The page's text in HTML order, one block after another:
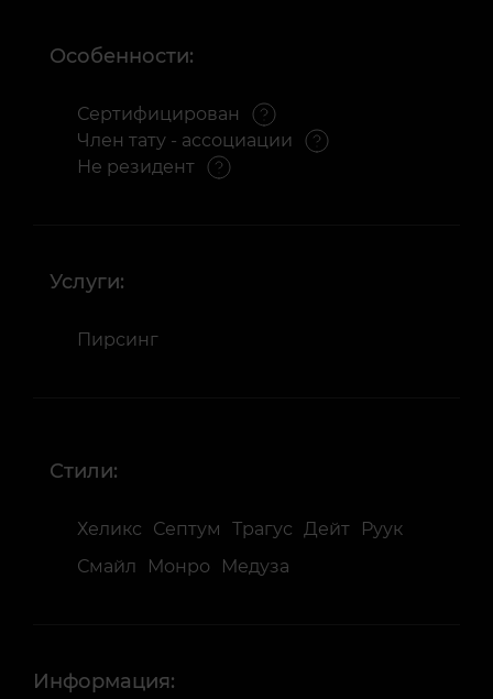
Особенности:
Сертифицирован
Член тату - ассоциации
Не резидент
Услуги:
Пирсинг
Стили:
Хеликс Септум Трагус Дейт
Руук
Смайл
Монро Медуза
Информация: